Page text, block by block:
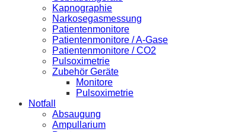
Kapnographie
Narkosegasmessung
Patientenmonitore
Patientenmonitore / A-Gase
Patientenmonitore / CO2
Pulsoximetrie
Zubehör Geräte
Monitore
Pulsoximetrie
Notfall
Absaugung
Ampullarium